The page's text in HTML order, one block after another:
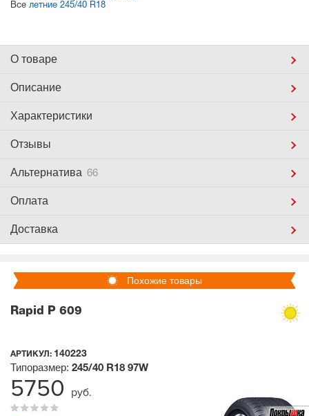
Все летние 245/40 R18
О товаре
Описание
Характеристики
Отзывы
Альтернатива 66
Оплата
Доставка
Похожие товары
Rapid P 609
АРТИКУЛ: 140223
Типоразмер: 245/40 R18 97W
5750 руб.